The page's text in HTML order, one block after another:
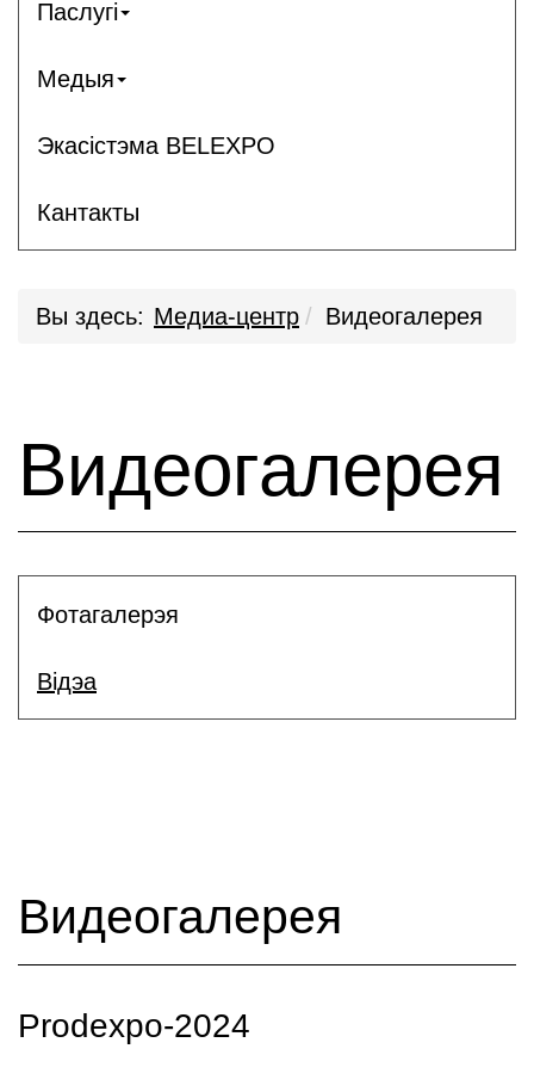
Паслугі
Медыя
Экасістэма BELEXPO
Кантакты
Вы здесь: Медиа-центр Видеогалерея
Видеогалерея
Фотагалерэя
Відэа
Видеогалерея
Prodexpo-2024